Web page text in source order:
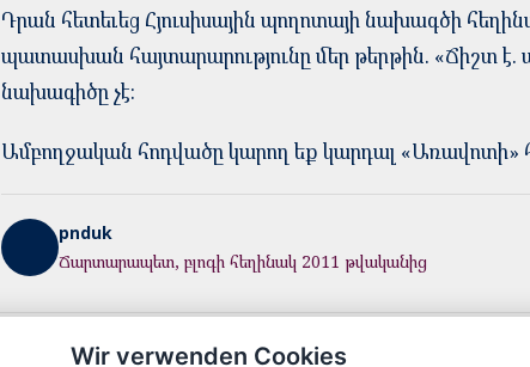
Դրան հետեւեց Հյուսիսային պողոտայի նախագծի
պատասխան հայտարարությունը մեր թերթին. «Ճիշտ է.
նախագիծը չէ։
Ամբողջական հոդվածը կարող եք կարդալ «Առավոտի»
pnduk
Ճարտարապետ, բլոգի հեղինակ 2011 թվականից
Wir verwenden Cookies